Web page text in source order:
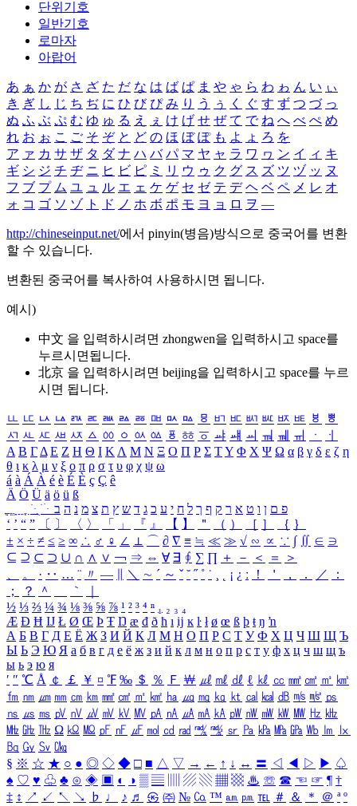
단위기호
일반기호
로마자
아랍어
あ ぁ か が さ ざ た だ な は ば ぱ ま や ゃ ら わ ゎ ん い ぃ
き ぎ し じ ち ぢ に ひ び ぴ み り う ぅ く ぐ す ず つ づ っ
ぬ ふ ぶ ぷ む ゆ ゅ る え ぇ け げ せ ぜ て で ね へ べ ぺ め
れ お ぉ こ ご そ ぞ と ど の ほ ぼ ぽ も よ ょ ろ を
ア ァ カ サ ザ タ ダ ナ ハ バ パ マ ヤ ャ ラ ワ ヮ ン イ ィ キ
ギ シ ジ チ ヂ ニ ヒ ビ ピ ミ リ ウ ゥ ク グ ス ズ ツ ヅ ッ ヌ
フ ブ プ ム ユ ュ ル エ ェ ケ ゲ セ ゼ テ デ ヘ ベ ペ メ レ オ
ォ コ ゴ ソ ゾ ト ド ノ ホ ボ ポ モ ヨ ョ ロ ヲ ―
http://chineseinput.net/에서 pinyin(병음)방식으로 중국어를 변환
할 수 있습니다.
변환된 중국어를 복사하여 사용하시면 됩니다.
예시)
中文 을 입력하시려면 zhongwen을 입력하시고 space를
누르시면됩니다.
北京 을 입력하시려면 beijing을 입력하시고 space를 누르
시면 됩니다.
ㅥ ㅦ ㅧ ㅨ ㅩ ㅪ ㅫ ㅬ ㅭ ㅮ ㅯ ㅰ ㅱ ㅲ ㅳ ㅴ ㅵ ㅶ ㅷ ㅸ
ㅹ
ㅺ ㅻ ㅼ ㅽ ㅾ ㅿ ㆀ ㆁ ㆂ ㆃ ㆄ ㆅ ㆆ ㆇ ㆈ ㆉ ㆊ ㆋ ㆌ ㆍ
ㆎ
Α Β ΓΔ Ε Ζ Η Θ Ι ΚΛ Μ Ν Ξ Ο Π Ρ Σ ΤΥ Φ Χ Ψ Ω α β γ δ ε ζ η
θ ι κ λ μ ν ξ ο π ρ σ τ υ φ χ ψ ω
á à Á À é è É È ç Ç ê
Ä Ö Ü ä ö ü ß
ִֶֹ ֻּ ׁׂ פ ם ן ו ט א ר ק ף ך ל ח י ע כ ג ד ש ץ ת צ מ נ ה ב
‘ ’ “ ” 〔 〕 〈 〉 「 」 『 』 【 】 ＂ （ ） ［ ］ ｛ ｝
± × ÷ ≠ ≤ ≥ ∞ ∴ ♂ ♀ ∠ ⊥ ⌒ ∂ ∇ ≡ ≒ ≪ ≫ √ ∽ ∝ ∵ ∫ ∬ ∈ ∋
⊆ ⊇ ⊂ ⊃ ∪ ∩ ∧ ∨ ￢ ⇒ ⇔ ∀ ∃ ∮ ∑ ∏ ＋ － ＜ ＝
＞
、
。 · ‥ … ¨ 〃 ― ＼ ∼ ´ ～ ˇ ˘ ˝ ˚ ˙ ¸ ¡ ¿ ː ！ ＇ ， ． ／
：
；
？ ＾ ｀
½ ⅓ ⅔ ¼ ¾ ⅛ ⅜ ⅝ ⅞ ¹ ² ³ ⁴ ⁿ ₁ ₂ ₃ ₄
Æ Ð Ħ Ĳ Ł Ø Œ Þ Ŧ Ŋ æ đ ð ħ ı ĳ ĸ ŀ ł ø œ ß þ ŧ ŋ ŉ
А Б В Г Д Е Ё Ж З И Й К Л М Н О П Р С Т У Ф Х Ц Ч Ш Щ Ъ
Ы Ь Э Ю Я а б в г д е ё ж з и й к л м н о п р с т у ф х ц ч ш щ ъ
ы ь э ю я
′ ″ ℃ Å ￠ ￡ ￥ ¤ ℉ ‰ ＄ ％ Ｆ ￦ ㎕ ㎖ ㎗ ℓ ㎘ ㏄ ㎣ ㎤ ㎥ ㎦
㎙ ㎚ ㎛ ㎜ ㎝ ㎞ ㎟ ㎠ ㎡ ㎢ ㏊ ㎍ ㎎ ㎏ ㏏ ㎈ ㎉ ㏈ ㎧ ㎨ ㎰
㎱ ㎲ ㎳ ㎴ ㎵ ㎶ ㎷ ㎸ ㎹ ㎀ ㎁ ㎂ ㎃ ㎄ ㎺ ㎻ ㎽ ㎾ ㎿ ㎐ ㎑
㎒ ㎓ ㎔ Ω ㏀ ㏁ ㎊ ㎋ ㎌ ㏖ ㏅ ㎭ ㎮ ㎯ ㏛ ㎩ ㎪ ㎫ ㎬ ㏝ ㏐
㏓
㏃ ㏉ ㏜ ㏆
§ ※ ☆ ★ ○ ● ◎ ◇ ◆ □ ■ △ ▽ → ← ↑ ↓ ↔ 〓 ◁ ◀ ▷ ▶ ♤
♠ ♡ ♥ ♧ ♣ ⊙ ◈ ▣ ◐ ◑ ▒ ▤ ▨ ▧ ▦ ▩ ♨ ☏ ☎ ☜ ☞ ¶ †
‡ ↕ ↗ ↙ ↖ ↘ ♭ ♩ ♪ ♬ ㉿ ㈜ № ㏇ ™ ㏂ ㏘ ℡ ＃ ＆ ＊ ＠ ª º